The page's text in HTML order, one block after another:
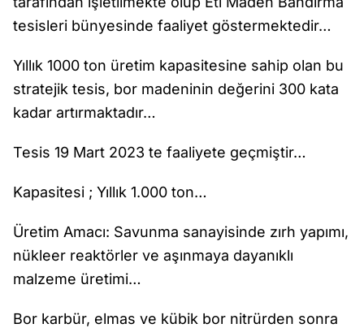
tesisleri bünyesinde faaliyet göstermektedir…
Yıllık 1000 ton üretim kapasitesine sahip olan bu
stratejik tesis, bor madeninin değerini 300 kata
kadar artırmaktadır…
Tesis 19 Mart 2023 te faaliyete geçmiştir…
Kapasitesi ; Yıllık 1.000 ton…
Üretim Amacı: Savunma sanayisinde zırh yapımı,
nükleer reaktörler ve aşınmaya dayanıklı
malzeme üretimi…
Bor karbür, elmas ve kübik bor nitrürden sonra